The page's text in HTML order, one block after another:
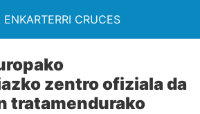
CRUCES
zentro ofiziala da
tratamendurako